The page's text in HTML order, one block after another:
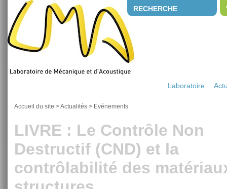
RECHERCHE
Laboratoire
Accueil du site >Actualités > Evénements
LIVRE : Le Contrôle Non
Destructif (CND) et la
contrôlabilité des